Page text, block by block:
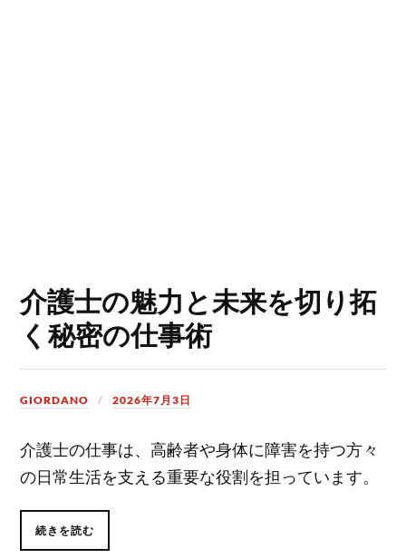
介護士の魅力と未来を切り拓
く秘密の仕事術
GIORDANO 2026年7月3日
介護士の仕事は、高齢者や身体に障害を持つ方々
の日常生活を支える重要な役割を担っています。
続きを読む